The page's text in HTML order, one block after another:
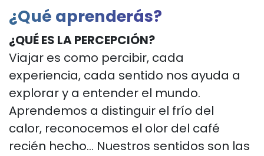
¿Qué aprenderás?
¿QUÉ ES LA PERCEPCIÓN?
Viajar es como percibir, cada
experiencia, cada sentido nos ayuda a
explorar y a entender el mundo.
Aprendemos a distinguir el frío del
calor, reconocemos el olor del café
recién hecho... Nuestros sentidos son las